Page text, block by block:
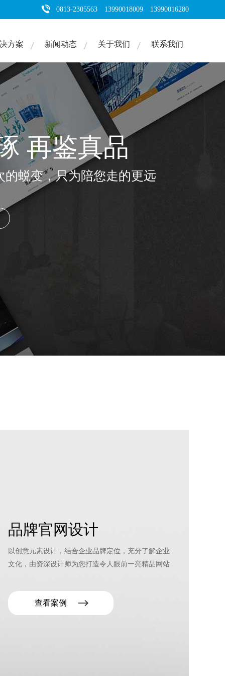
0813-2305563 13990018009 13990016280
方案 新闻动态 关于我们 联系我们
再鉴真品
的蜕变，只为陪您走的更远
品牌官网设计
以创意元素设计，结合企业品牌定位，充分了解企业
文化，由资深设计师为您打造令人眼前一亮精品网站
查看案例